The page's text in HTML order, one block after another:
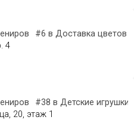
#6 в Доставка цветов
4
#38 в Детские игрушки
20, этаж 1